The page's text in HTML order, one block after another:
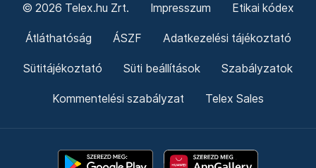
© 2026 Telex.hu Zrt. Impresszum Etikai kódex
Átláthatóság ÁSZF Adatkezelési tájékoztató
Sütitájékoztató Süti beállítások Szabályzatok
Kommentelési szabályzat Telex Sales